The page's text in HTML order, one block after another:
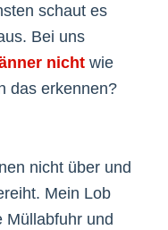
schaut es
Bei uns
nichtwie
das erkennen?
nicht über und
Mein Lob
Müllabfuhr und